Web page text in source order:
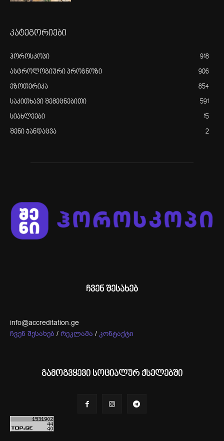
კატეგორიები
ჰოროსკოპი 918
ასტროლოგიური პროგნოზი 906
ეზოთერიკა 854
საკითხავი შემეცნებითი 591
სიახლეები 15
შენი ჯანდაცვა 2
ჩვენ შესახებ
info@accreditation.ge
ჩვენ შესახებ / რეკლამა / კონტაქტი
გამოგვყევი სოციალურ ქსელებში